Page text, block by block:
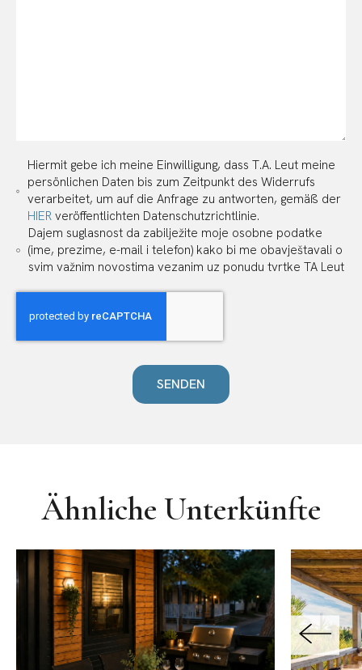
Hiermit gebe ich meine Einwilligung, dass T.A. Leut meine
persönlichen Daten bis zum Zeitpunkt des Widerrufs
verarbeitet, um auf die Anfrage zu antworten, gemäß der
HIER veröffentlichten Datenschutzrichtlinie.
Dajem suglasnost da zabilježite moje osobne podatke
(ime, prezime, e-mail i telefon) kako bi me obavještavali o
svim važnim novostima vezanim uz ponudu tvrtke TA Leut
SENDEN
Ähnliche Unterkünfte